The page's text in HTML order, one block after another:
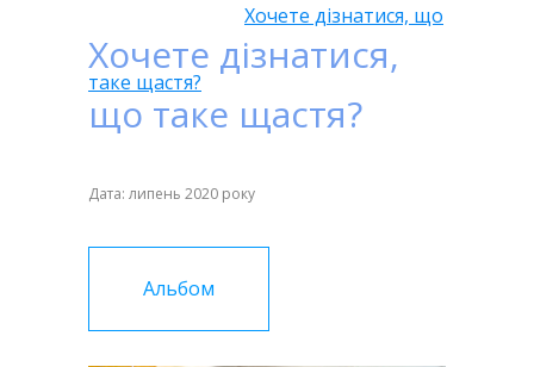
Хочете дізнатися, що
таке щастя?
Хочете дізнатися,
що таке щастя?
Дата: липень 2020 року
Альбом